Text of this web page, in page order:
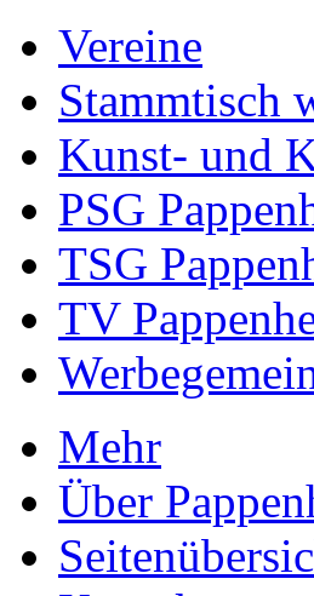
Vereine
Stammtisch
Kunst- und
PSG
TSG
TV
Mehr
Über